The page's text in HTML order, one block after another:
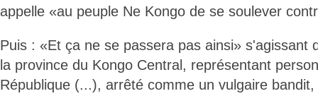
appelle «au peuple Ne Kongo de se soulever
Puis : «Et ça ne se passera pas ainsi» s'agissant
la province du Kongo Central, représentant
République (...), arrêté comme un vulgaire